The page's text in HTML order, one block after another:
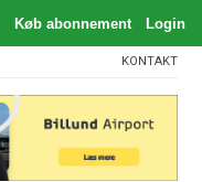
KONTAKT